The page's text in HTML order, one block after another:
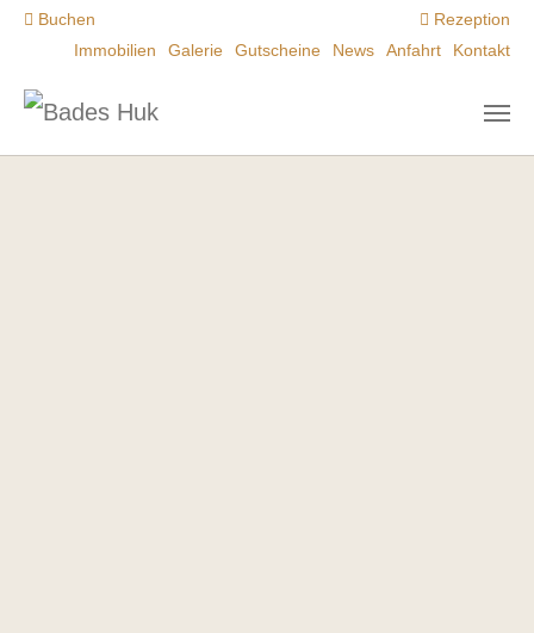
Zum Hauptinhalt springen
Buchen
Rezeption
Immobilien
Galerie Gutscheine News Anfahrt Kontakt